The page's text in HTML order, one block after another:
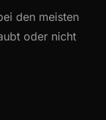
den meisten
oder nicht